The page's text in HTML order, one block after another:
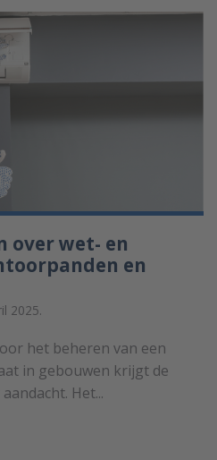
over wet- en
en
2025.
het beheren van een
in gebouwen krijgt de
Het...